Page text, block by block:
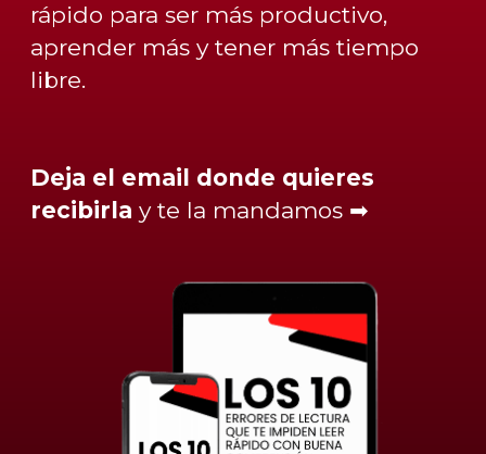
rápido para ser más productivo,
aprender más y tener más tiempo
libre.
Deja el email donde quieres
recibirla y te la mandamos ➡︎